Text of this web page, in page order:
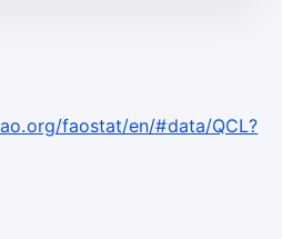
faostat/en/#data/QCL?